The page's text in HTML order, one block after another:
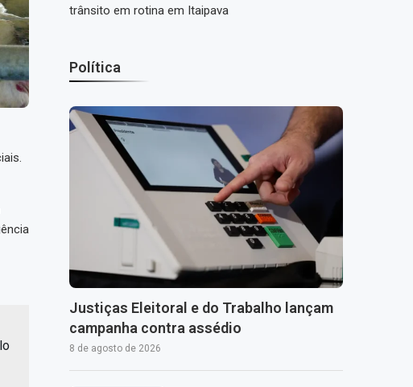
trânsito em rotina em Itaipava
Política
Justiças Eleitoral e do Trabalho lançam
campanha contra assédio
8 de agosto de 2026